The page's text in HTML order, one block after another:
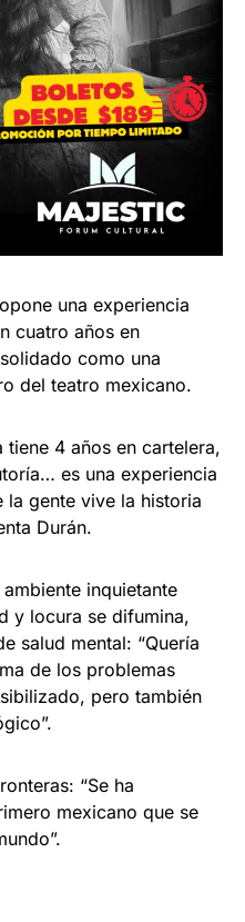
una experiencia
cuatro años en
como una
del teatro mexicano.
tiene 4 años en cartelera,
es una experiencia
gente vive la historia
Durán.
inquietante
y locura se difumina,
salud mental: “Quería
de los problemas
pero también
“Se ha
mexicano que se